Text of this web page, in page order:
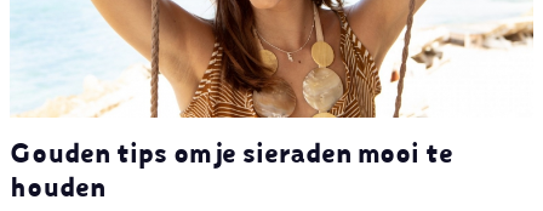
Gouden tips om je sieraden mooi te
houden